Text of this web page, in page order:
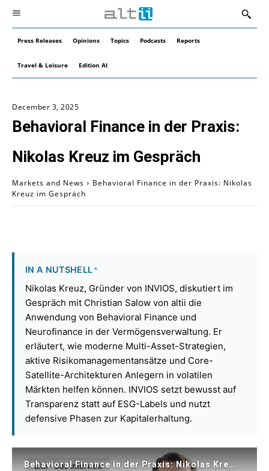
Press Releases Opinions Topics Podcasts Reports
Travel & Leisure Edition AI
December 3, 2025
Behavioral Finance in der Praxis:
Nikolas Kreuz im Gespräch
Markets and News
Behavioral Finance in der Praxis: Nikolas
Kreuz im Gespräch
IN A NUTSHELL*
Nikolas Kreuz, Gründer von INVIOS, diskutiert im
Gespräch mit Christian Salow von altii die
Anwendung von Behavioral Finance und
Neurofinance in der Vermögensverwaltung. Er
erläutert, wie moderne Multi-Asset-Strategien,
aktive Risikomanagementansätze und Core-
Satellite-Architekturen Anlegern in volatilen
Märkten helfen können. INVIOS setzt bewusst auf
Transparenz statt auf ESG-Labels und nutzt
defensive Phasen zur Kapitalerhaltung.